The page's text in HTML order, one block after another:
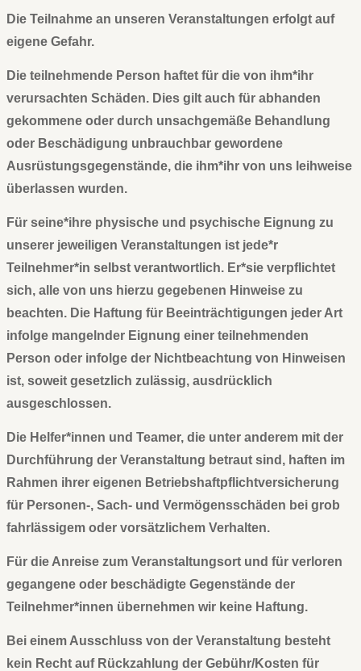
Die Teilnahme an unseren Veranstaltungen erfolgt auf
eigene Gefahr.
Die teilnehmende Person haftet für die von ihm*ihr
verursachten Schäden. Dies gilt auch für abhanden
gekommene oder durch unsachgemäße Behandlung
oder Beschädigung unbrauchbar gewordene
Ausrüstungsgegenstände, die ihm*ihr von uns leihweise
überlassen wurden.
Für seine*ihre physische und psychische Eignung zu
unserer jeweiligen Veranstaltungen ist jede*r
Teilnehmer*in selbst verantwortlich. Er*sie verpflichtet
sich, alle von uns hierzu gegebenen Hinweise zu
beachten. Die Haftung für Beeinträchtigungen jeder Art
infolge mangelnder Eignung einer teilnehmenden
Person oder infolge der Nichtbeachtung von Hinweisen
ist, soweit gesetzlich zulässig, ausdrücklich
ausgeschlossen.
Die Helfer*innen und Teamer, die unter anderem mit der
Durchführung der Veranstaltung betraut sind, haften im
Rahmen ihrer eigenen Betriebshaftpflichtversicherung
für Personen-, Sach- und Vermögensschäden bei grob
fahrlässigem oder vorsätzlichem Verhalten.
Für die Anreise zum Veranstaltungsort und für verloren
gegangene oder beschädigte Gegenstände der
Teilnehmer*innen übernehmen wir keine Haftung.
Bei einem Ausschluss von der Veranstaltung besteht
kein Recht auf Rückzahlung der Gebühr/Kosten für